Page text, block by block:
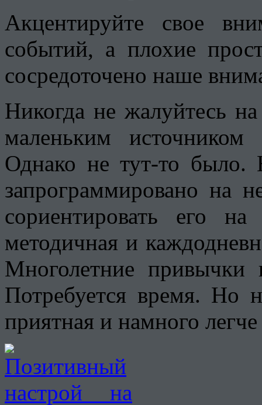
Акцентируйте свое
событий, а плохие
сосредоточено наше
Никогда не жалуйтесь
маленьким
Однако не тут-то было.
запрограммировано на
сориентировать его
методичная и
Многолетние
Потребуется время. Но
приятная и намного